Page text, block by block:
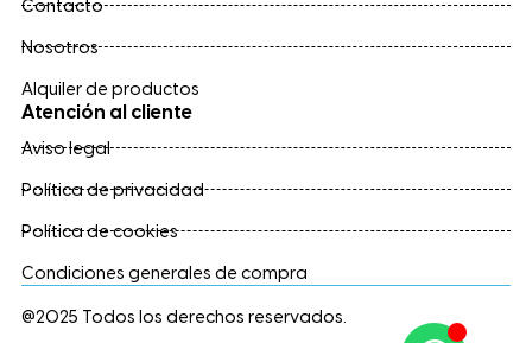
Contacto
Nosotros
Alquiler de productos
Atención al cliente
Aviso legal
Política de privacidad
Política de cookies
Condiciones generales de compra
@2025 Todos los derechos reservados.